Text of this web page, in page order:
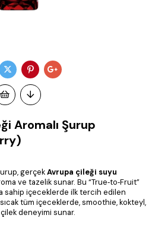
Aromalı Şurup
gerçekAvrupa çileği suyu
ve tazelik sunar. Bu “True‑to‑Fruit”
sahip içeceklerde ilk tercih edilen
tüm içeceklerde, smoothie, kokteyl,
deneyimi sunar.